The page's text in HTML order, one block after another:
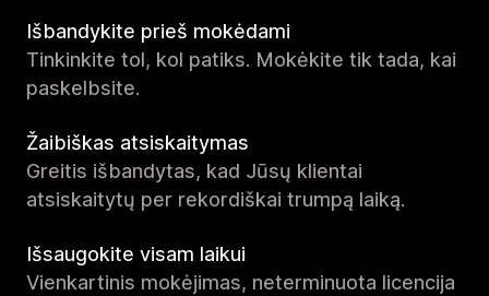
Išbandykite prieš mokėdami
Tinkinkite tol, kol patiks. Mokėkite tik tada, kai
paskelbsite.
Žaibiškas atsiskaitymas
Greitis išbandytas, kad Jūsų klientai
atsiskaitytų per rekordiškai trumpą laiką.
Išsaugokite visam laikui
Vienkartinis mokėjimas, neterminuota licencija